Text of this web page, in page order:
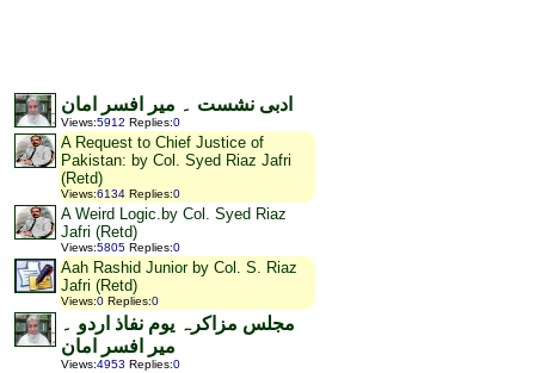
ادبی نشست ۔ میر افسر امان
Views:5912 Replies:0
A Request to Chief Justice of
Pakistan: by Col. Syed Riaz Jafri
(Retd)
Views:6134 Replies:0
A Weird Logic.by Col. Syed Riaz
Jafri (Retd)
Views:5805 Replies:0
Aah Rashid Junior by Col. S. Riaz
Jafri (Retd)
Views:0 Replies:0
مجلس مزاکرہ یوم نفاذ اردو ۔
میر افسر امان
Views:4953 Replies:0